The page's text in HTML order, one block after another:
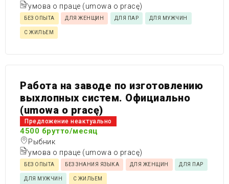
умова о праце (umowa o pracę)
БЕЗ ОПЫТА ДЛЯ ЖЕНЩИН ДЛЯ ПАР ДЛЯ МУЖЧИН
С ЖИЛЬЕМ
Работа на заводе по изготовлению
выхлопных систем. Официально
(umowa o pracę)
Предложение неактуально
4500 брутто/месяц
Рыбник
умова о праце (umowa o pracę)
БЕЗ ОПЫТА БЕЗ ЗНАНИЯ ЯЗЫКА ДЛЯ ЖЕНЩИН ДЛЯ ПАР
ДЛЯ МУЖЧИН С ЖИЛЬЕМ